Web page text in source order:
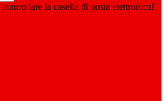
la casella di posta elettronica!